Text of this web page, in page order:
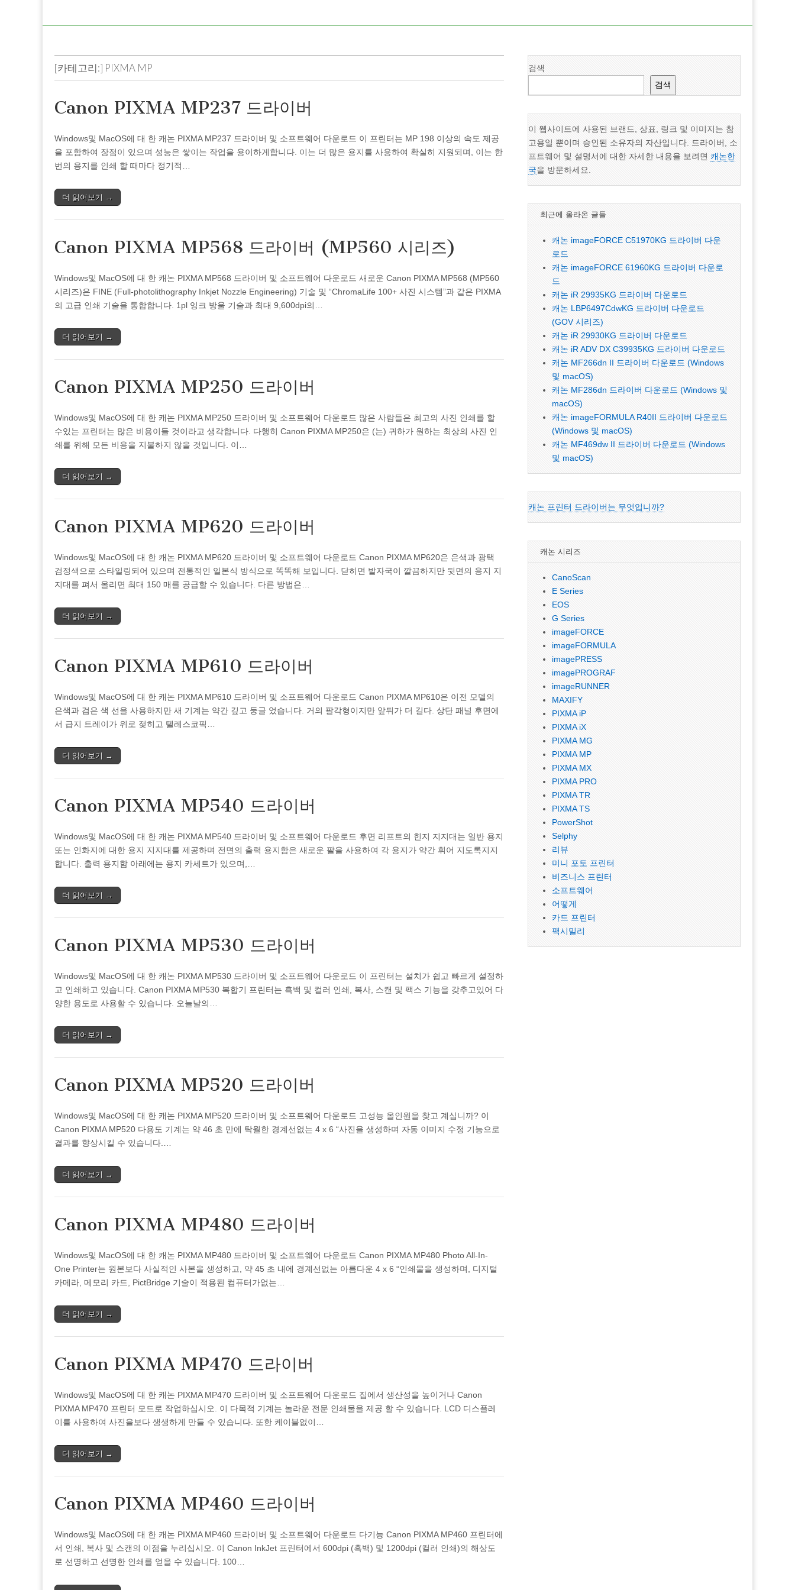
[카테고리:] PIXMA MP
Canon PIXMA MP237 드라이버
Windows및 MacOS에 대 한 캐논 PIXMA MP237 드라이버 및 소프트웨어 다운로드 이 프린터는 MP 198 이상의 속도 제공
을 포함하여 장점이 있으며 성능은 쌓이는 작업을 용이하게합니다. 이는 더 많은 용지를 사용하여 확실히 지원되며, 이는 한
번의 용지를 인쇄 할 때마다 정기적…
더 읽어보기 →
Canon PIXMA MP568 드라이버 (MP560 시리즈)
Windows및 MacOS에 대 한 캐논 PIXMA MP568 드라이버 및 소프트웨어 다운로드 새로운 Canon PIXMA MP568 (MP560
시리즈)은 FINE (Full-photolithography Inkjet Nozzle Engineering) 기술 및 “ChromaLife 100+ 사진 시스템”과 같은 PIXMA
의 고급 인쇄 기술을 통합합니다. 1pl 잉크 방울 기술과 최대 9,600dpi의…
더 읽어보기 →
Canon PIXMA MP250 드라이버
Windows및 MacOS에 대 한 캐논 PIXMA MP250 드라이버 및 소프트웨어 다운로드 많은 사람들은 최고의 사진 인쇄를 할
수있는 프린터는 많은 비용이들 것이라고 생각합니다. 다행히 Canon PIXMA MP250은 (는) 귀하가 원하는 최상의 사진 인
쇄를 위해 모든 비용을 지불하지 않을 것입니다. 이…
더 읽어보기 →
Canon PIXMA MP620 드라이버
Windows및 MacOS에 대 한 캐논 PIXMA MP620 드라이버 및 소프트웨어 다운로드 Canon PIXMA MP620은 은색과 광택
검정색으로 스타일링되어 있으며 전통적인 일본식 방식으로 똑똑해 보입니다. 닫히면 발자국이 깔끔하지만 뒷면의 용지 지
지대를 펴서 올리면 최대 150 매를 공급할 수 있습니다. 다른 방법은…
더 읽어보기 →
Canon PIXMA MP610 드라이버
Windows및 MacOS에 대 한 캐논 PIXMA MP610 드라이버 및 소프트웨어 다운로드 Canon PIXMA MP610은 이전 모델의
은색과 검은 색 선을 사용하지만 새 기계는 약간 깊고 둥글 었습니다. 거의 팔각형이지만 앞뒤가 더 길다. 상단 패널 후면에
서 급지 트레이가 위로 젖히고 텔레스코픽…
더 읽어보기 →
Canon PIXMA MP540 드라이버
Windows및 MacOS에 대 한 캐논 PIXMA MP540 드라이버 및 소프트웨어 다운로드 후면 리프트의 힌지 지지대는 일반 용지
또는 인화지에 대한 용지 지지대를 제공하며 전면의 출력 용지함은 새로운 팔을 사용하여 각 용지가 약간 휘어 지도록지지
합니다. 출력 용지함 아래에는 용지 카세트가 있으며,…
더 읽어보기 →
Canon PIXMA MP530 드라이버
Windows및 MacOS에 대 한 캐논 PIXMA MP530 드라이버 및 소프트웨어 다운로드 이 프린터는 설치가 쉽고 빠르게 설정하
고 인쇄하고 있습니다. Canon PIXMA MP530 복합기 프린터는 흑백 및 컬러 인쇄, 복사, 스캔 및 팩스 기능을 갖추고있어 다
양한 용도로 사용할 수 있습니다. 오늘날의…
더 읽어보기 →
Canon PIXMA MP520 드라이버
Windows및 MacOS에 대 한 캐논 PIXMA MP520 드라이버 및 소프트웨어 다운로드 고성능 올인원을 찾고 계십니까? 이
Canon PIXMA MP520 다용도 기계는 약 46 초 만에 탁월한 경계선없는 4 x 6 “사진을 생성하며 자동 이미지 수정 기능으로
결과를 향상시킬 수 있습니다.…
더 읽어보기 →
Canon PIXMA MP480 드라이버
Windows및 MacOS에 대 한 캐논 PIXMA MP480 드라이버 및 소프트웨어 다운로드 Canon PIXMA MP480 Photo All-In-
One Printer는 원본보다 사실적인 사본을 생성하고, 약 45 초 내에 경계선없는 아름다운 4 x 6 “인쇄물을 생성하며, 디지털
카메라, 메모리 카드, PictBridge 기술이 적용된 컴퓨터가없는…
더 읽어보기 →
Canon PIXMA MP470 드라이버
Windows및 MacOS에 대 한 캐논 PIXMA MP470 드라이버 및 소프트웨어 다운로드 집에서 생산성을 높이거나 Canon
PIXMA MP470 프린터 모드로 작업하십시오. 이 다목적 기계는 놀라운 전문 인쇄물을 제공 할 수 있습니다. LCD 디스플레
이를 사용하여 사진을보다 생생하게 만들 수 있습니다. 또한 케이블없이…
더 읽어보기 →
Canon PIXMA MP460 드라이버
Windows및 MacOS에 대 한 캐논 PIXMA MP460 드라이버 및 소프트웨어 다운로드 다기능 Canon PIXMA MP460 프린터에
서 인쇄, 복사 및 스캔의 이점을 누리십시오. 이 Canon InkJet 프린터에서 600dpi (흑백) 및 1200dpi (컬러 인쇄)의 해상도
로 선명하고 선명한 인쇄를 얻을 수 있습니다. 100…
검색
검색
이 웹사이트에 사용된 브랜드, 상표, 링크 및 이미지는 참
고용일 뿐이며 승인된 소유자의 자산입니다. 드라이버, 소
프트웨어 및 설명서에 대한 자세한 내용을 보려면캐논한
국을 방문하세요.
최근에 올라온 글들
캐논 imageFORCE C51970KG 드라이버 다운
로드
캐논 imageFORCE 61960KG 드라이버 다운로
드
캐논 iR 29935KG 드라이버 다운로드
캐논 LBP6497CdwKG 드라이버 다운로드
(GOV 시리즈)
캐논 iR 29930KG 드라이버 다운로드
캐논 iR ADV DX C39935KG 드라이버 다운로드
캐논 MF266dn II 드라이버 다운로드 (Windows
및 macOS)
캐논 MF286dn 드라이버 다운로드 (Windows 및
macOS)
캐논 imageFORMULA R40II 드라이버 다운로드
(Windows 및 macOS)
캐논 MF469dw II 드라이버 다운로드 (Windows
및 macOS)
캐논 프린터 드라이버는 무엇입니까?
캐논 시리즈
CanoScan
E Series
EOS
G Series
imageFORCE
imageFORMULA
imagePRESS
imagePROGRAF
imageRUNNER
MAXIFY
PIXMA iP
PIXMA iX
PIXMA MG
PIXMA MP
PIXMA MX
PIXMA PRO
PIXMA TR
PIXMA TS
PowerShot
Selphy
리뷰
미니 포토 프린터
비즈니스 프린터
소프트웨어
어떻게
카드 프린터
팩시밀리